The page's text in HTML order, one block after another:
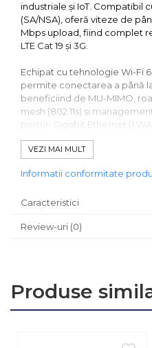
industriale și IoT. Compatibil
(SA/NSA), oferă viteze de
Mbps upload, fiind complet
LTE Cat 19 și 3G.
Echipat cu tehnologie Wi-Fi 6
permite conectarea a până
beneficiind de MU-MIMO,
mesh (802.11s) și
porturi Gigabit Ethernet (1
aplicații.
Un avantaj esențial este
inteligente de comutare
VEZI MAI MULT
Informatii conformitate
Caracteristici
Review-uri (0)
Produse